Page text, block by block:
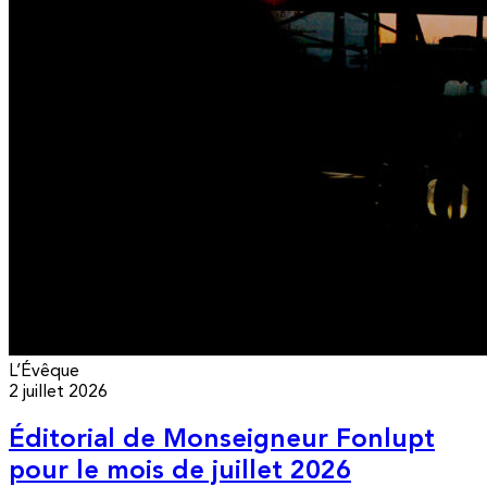
L’Évêque
2 juillet 2026
Éditorial de Monseigneur Fonlupt
pour le mois de juillet 2026